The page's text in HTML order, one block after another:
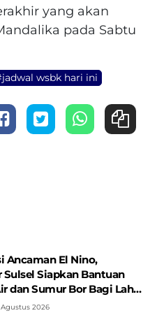
yang akan
pada Sabtu
wsbk hari ini
Ancaman El Nino,
Sulsel Siapkan Bantuan
dan Sumur Bor Bagi Lahan
2026